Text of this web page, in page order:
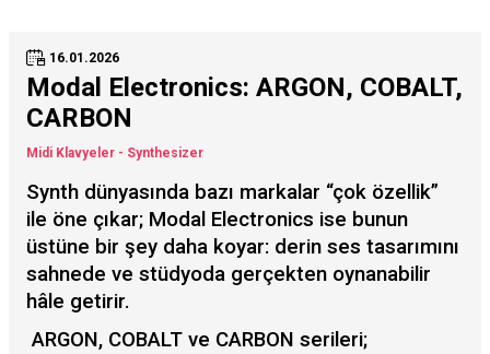
16.01.2026
Modal Electronics: ARGON, COBALT,
CARBON
Midi Klavyeler - Synthesizer
Synth dünyasında bazı markalar “çok özellik”
ile öne çıkar; Modal Electronics ise bunun
üstüne bir şey daha koyar: derin ses tasarımını
sahnede ve stüdyoda gerçekten oynanabilir
hâle getirir.
ARGON, COBALT ve CARBON serileri;